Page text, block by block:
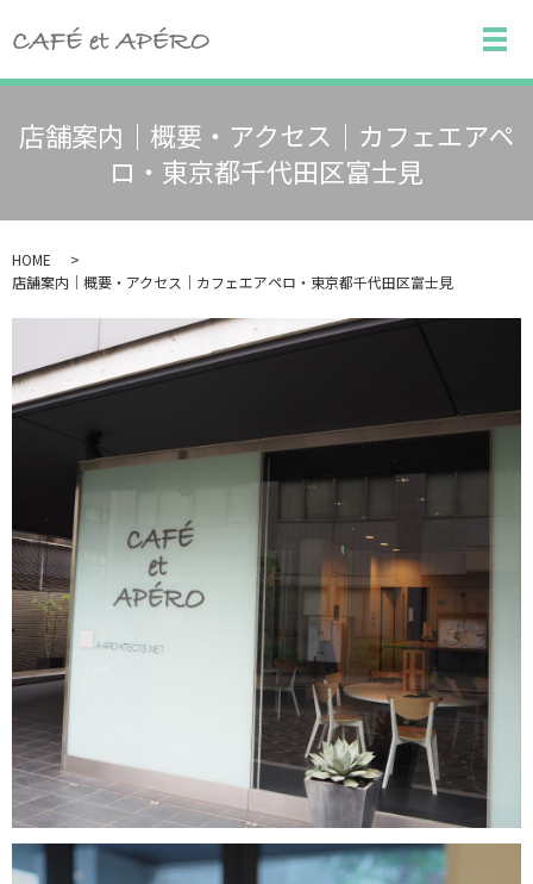
メ
店舗案内｜概要・アクセス｜カフェエアペ
ロ・東京都千代田区富士見
HOME
店舗案内｜概要・アクセス｜カフェエアペロ・東京都千代田区富士見